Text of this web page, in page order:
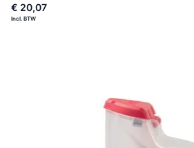
€ 20,07